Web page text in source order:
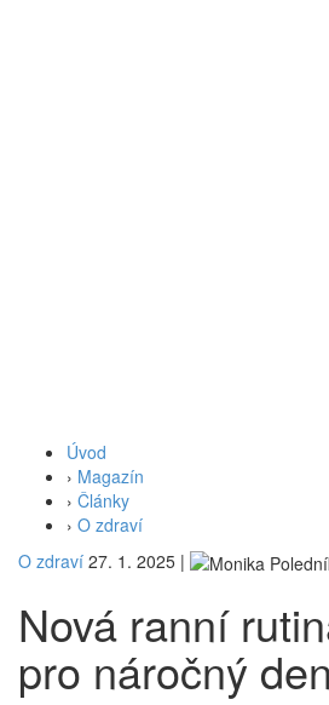
Úvod
› Magazín
› Články
› O zdraví
O zdraví 27. 1. 2025 |
Nová ranní
pro náročný den